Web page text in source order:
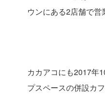
ウンにある2店舗で営
カカアコにも2017年
プスペースの併設カ